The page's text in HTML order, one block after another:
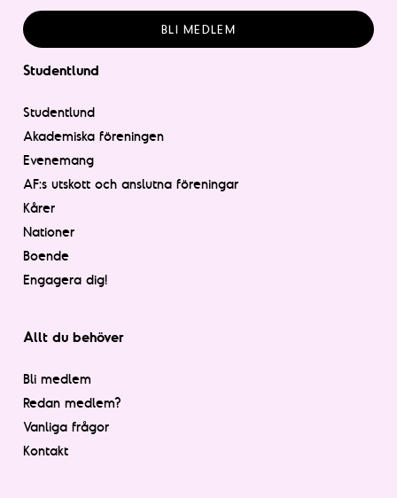
BLI MEDLEM
Studentlund
Studentlund
Akademiska föreningen
Evenemang
AF:s utskott och anslutna föreningar
Kårer
Nationer
Boende
Engagera dig!
Allt du behöver
Bli medlem
Redan medlem?
Vanliga frågor
Kontakt